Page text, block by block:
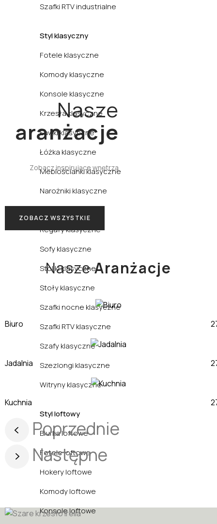
Szafki RTV industrialne
Styl klasyczny
Fotele klasyczne
Komody klasyczne
Konsole klasyczne
Krzesła klasyczne
Ławki klasyczne
Łóżka klasyczne
Meblościanki klasyczne
Narożniki klasyczne
Regały klasyczne
Sofy klasyczne
Stoliki klasyczne
Stoły klasyczne
Szafki nocne klasyczne
Szafki RTV klasyczne
Szafy klasyczne
Szezlongi klasyczne
Witryny klasyczne
Styl loftowy
Biurka loftowe
Fotele loftowe
Hokery loftowe
Komody loftowe
Konsole loftowe
Nasze
aranżacje
Zobacz inspirujące wnętrza
ZOBACZ WSZYSTKIE
NaszeAranżacje
Biuro
Jadalnia
Kuchnia
Poprzednie
Następne